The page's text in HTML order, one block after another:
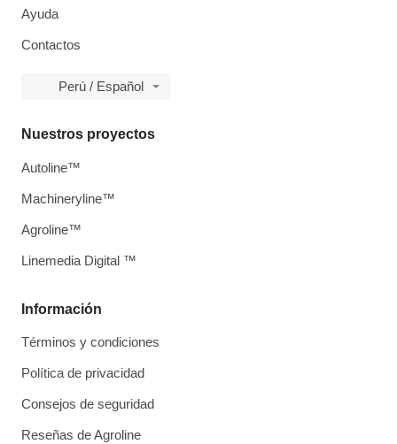
Ayuda
Contactos
Perú / Español
Información
Términos y condiciones
Política de privacidad
Consejos de seguridad
Reseñas de Agroline
Nuestros proyectos
Autoline™
Machineryline™
Agroline™
Linemedia Digital ™